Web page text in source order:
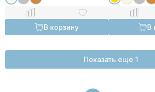
В корзину В
Показать еще 1